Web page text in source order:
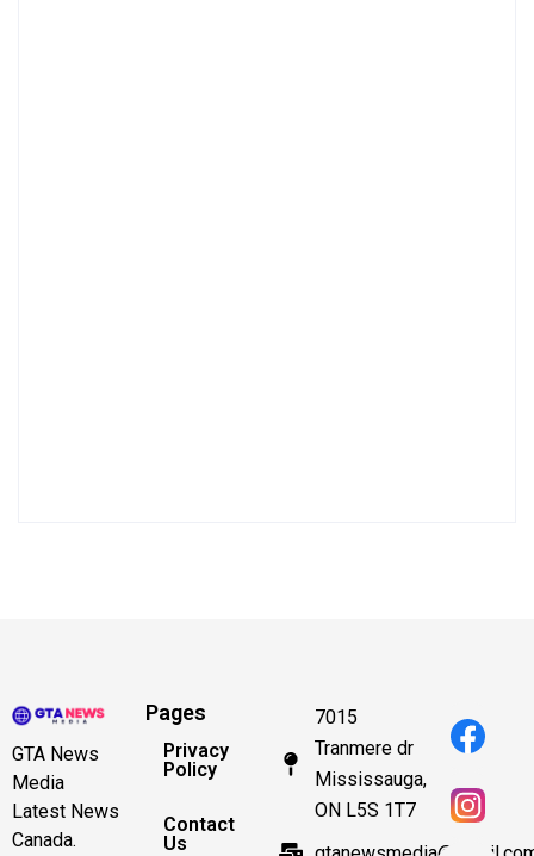
GTA News
Media
Latest News
Canada.
Pages
Privacy
Policy
Contact
Us
7015
Tranmere dr
Mississauga,
ON L5S 1T7